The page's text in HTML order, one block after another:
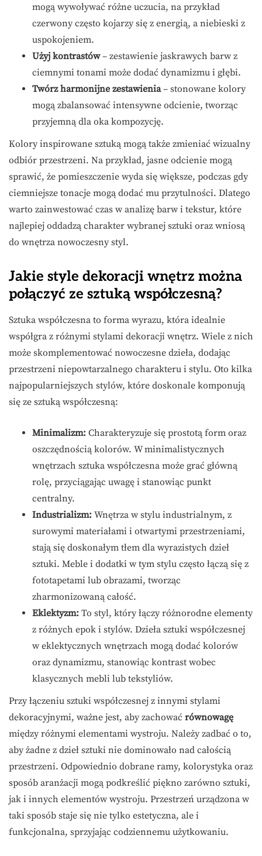
mogą wywoływać różne uczucia, na przykład
czerwony często kojarzy się z energią, a niebieski z
uspokojeniem.
Użyj kontrastów– zestawienie jaskrawych barw z
ciemnymi tonami może dodać dynamizmu i głębi.
Twórz harmonijne zestawienia– stonowane kolory
mogą zbalansować intensywne odcienie, tworząc
przyjemną dla oka kompozycję.
Kolory inspirowane sztuką mogą także zmieniać wizualny
odbiór przestrzeni. Na przykład, jasne odcienie mogą
sprawić, że pomieszczenie wyda się większe, podczas gdy
ciemniejsze tonacje mogą dodać mu przytulności. Dlatego
warto zainwestować czas w analizę barw i tekstur, które
najlepiej oddadzą charakter wybranej sztuki oraz wniosą
do wnętrza nowoczesny styl.
Jakie style dekoracji wnętrz można
połączyć ze sztuką współczesną?
Sztuka współczesna to forma wyrazu, która idealnie
współgra z różnymi stylami dekoracji wnętrz. Wiele z nich
może skomplementować nowoczesne dzieła, dodając
przestrzeni niepowtarzalnego charakteru i stylu. Oto kilka
najpopularniejszych stylów, które doskonale komponują
się ze sztuką współczesną:
Minimalizm: Charakteryzuje się prostotą form oraz
oszczędnością kolorów. W minimalistycznych
wnętrzach sztuka współczesna może grać główną
rolę, przyciągając uwagę i stanowiąc punkt
centralny.
Industrializm: Wnętrza w stylu industrialnym, z
surowymi materiałami i otwartymi przestrzeniami,
stają się doskonałym tłem dla wyrazistych dzieł
sztuki. Meble i dodatki w tym stylu często łączą się z
fototapetami lub obrazami, tworząc
zharmonizowaną całość.
Eklektyzm: To styl, który łączy różnorodne elementy
z różnych epok i stylów. Dzieła sztuki współczesnej
w eklektycznych wnętrzach mogą dodać kolorów
oraz dynamizmu, stanowiąc kontrast wobec
klasycznych mebli lub tekstyliów.
Przy łączeniu sztuki współczesnej z innymi stylami
dekoracyjnymi, ważne jest, aby zachować równowagę
między różnymi elementami wystroju. Należy zadbać o to,
aby żadne z dzieł sztuki nie dominowało nad całością
przestrzeni. Odpowiednio dobrane ramy, kolorystyka oraz
sposób aranżacji mogą podkreślić piękno zarówno sztuki,
jak i innych elementów wystroju. Przestrzeń urządzona w
taki sposób staje się nie tylko estetyczna, ale i
funkcjonalna, sprzyjając codziennemu użytkowaniu.